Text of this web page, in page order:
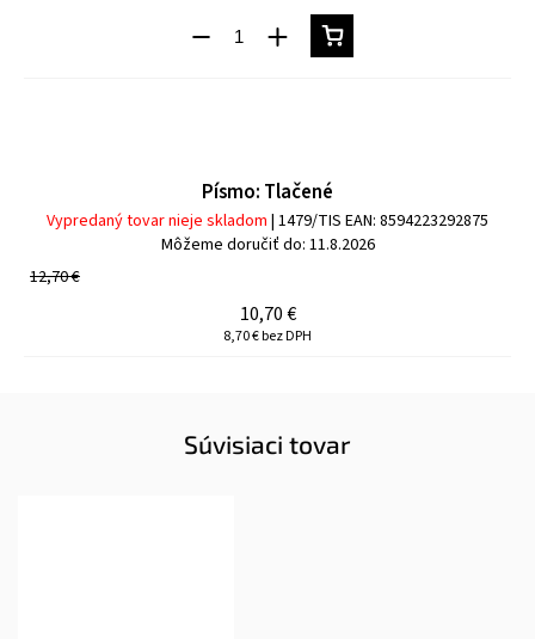
Písmo: Tlačené
Vypredaný tovar nieje skladom | 1479/TIS EAN: 8594223292875
Môžeme doručiť do: 11.8.2026
12,70 €
10,70 €
8,70 € bez DPH
Súvisiaci tovar